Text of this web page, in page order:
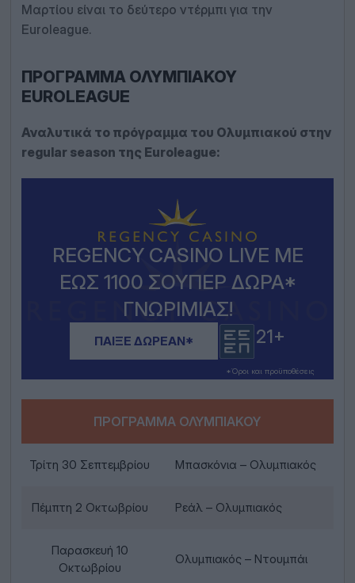
Μαρτίου είναι το δεύτερο ντέρμπι για την
Euroleague.
ΠΡΌΓΡΑΜΜΑ ΟΛΥΜΠΙΑΚΟΎ
EUROLEAGUE
Αναλυτικά το πρόγραμμα του Ολυμπιακού στην
regular season της Euroleague:
REGENCY CASINO LIVE ΜΕ
ΈΩΣ 1100 ΣΟΎΠΕΡ ΔΏΡΑ*
ΓΝΩΡΙΜΊΑΣ!
ΠΑΊΞΕ ΔΩΡΕΆΝ* 21+
*Όροι και προϋποθέσεις
ΠΡΌΓΡΑΜΜΑ ΟΛΥΜΠΙΑΚΟΎ
Τρίτη 30 Σεπτεμβρίου Μπασκόνια – Ολυμπιακός
Πέμπτη 2 Οκτωβρίου Ρεάλ – Ολυμπιακός
Παρασκευή 10
Οκτωβρίου
Ολυμπιακός – Ντουμπάι